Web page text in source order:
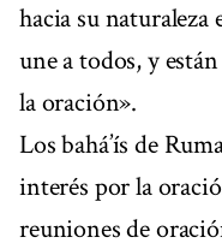
hacia su
une a todos, y
la oración».
Los bahá’ís de
interés por la
reuniones de